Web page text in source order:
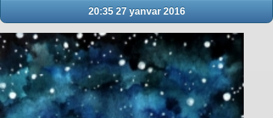
20:35 27 yanvar 2016